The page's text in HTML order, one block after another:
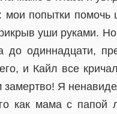
мои попытки помочь
уши руками.
до одиннадцати,
и Кайл все
замертво! Я
как мама с папой